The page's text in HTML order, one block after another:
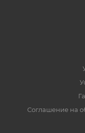
Соглашение на